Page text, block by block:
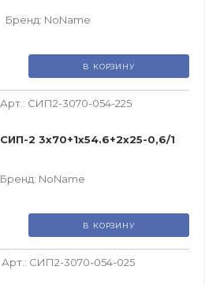
Бренд: NoName
В КОРЗИНУ
Арт.: СИП2-3070-054-225
СИП-2 3х70+1х54.6+2х25-0,6/1
Бренд: NoName
В КОРЗИНУ
Арт.: СИП2-3070-054-025